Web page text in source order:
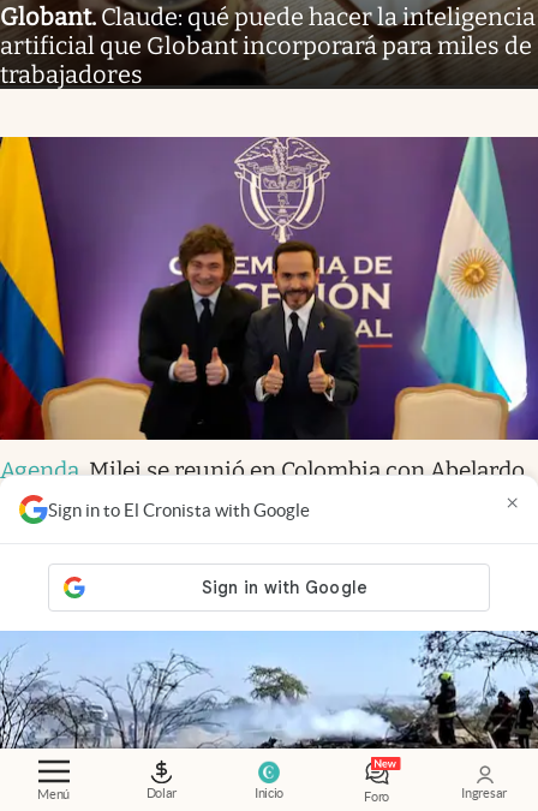
Menú Dolar Inicio Foro Ingresar
Sign in to El Cronista with Google ×
Globant.Claude: qué puede hacer la inteligencia
artificial que Globant incorporará para miles de
trabajadores
Agenda.Milei se reunió en Colombia con Abelardo
de la Espriella antes de su asunción presidencial